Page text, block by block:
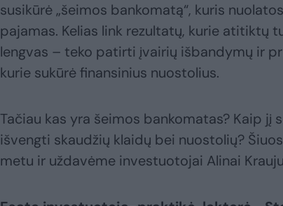
susikūrė „šeimos bankomatą“, kuris
pajamas. Kelias link rezultatų, kurie atitiktų
lengvas – teko patirti įvairių išbandymų ir
kurie sukūrė finansinius nuostolius.
Tačiau kas yra šeimos bankomatas? Kaip jį
išvengti skaudžių klaidų bei nuostolių?
metu ir uždavėme investuotojai Alinai